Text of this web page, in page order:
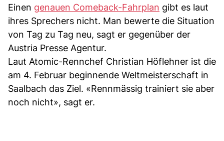
Einen genauen Comeback-Fahrplan gibt es laut
ihres Sprechers nicht. Man bewerte die Situation
von Tag zu Tag neu, sagt er gegenüber der
Austria Presse Agentur.
Laut Atomic-Rennchef Christian Höflehner ist die
am 4. Februar beginnende Weltmeisterschaft in
Saalbach das Ziel. «Rennmässig trainiert sie aber
noch nicht», sagt er.